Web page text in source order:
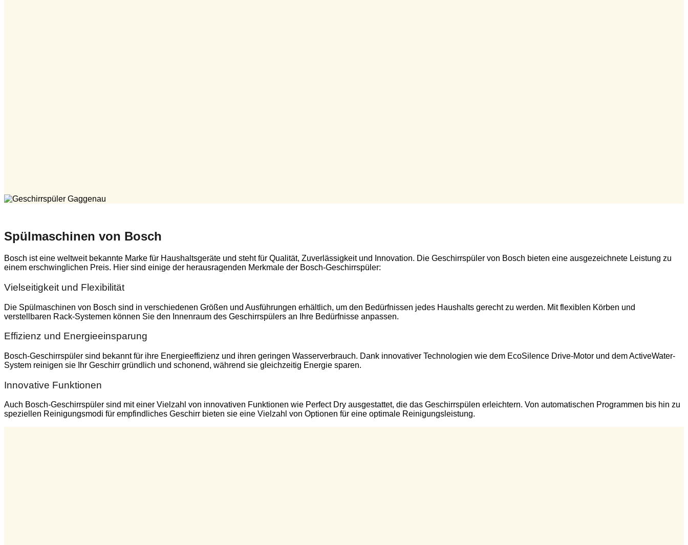
Spülmaschinen von Bosch
Bosch ist eine weltweit bekannte Marke für Haushaltsgeräte und steht für Qualität, Zuverlässigkeit und Innovation. Die Geschirrspüler von Bosch bieten eine ausgezeichnete Leistung zu
einem erschwinglichen Preis. Hier sind einige der herausragenden Merkmale der Bosch-Geschirrspüler:
Vielseitigkeit und Flexibilität
Die Spülmaschinen von Bosch sind in verschiedenen Größen und Ausführungen erhältlich, um den Bedürfnissen jedes Haushalts gerecht zu werden. Mit flexiblen Körben und
verstellbaren Rack-Systemen können Sie den Innenraum des Geschirrspülers an Ihre Bedürfnisse anpassen.
Effizienz und Energieeinsparung
Bosch-Geschirrspüler sind bekannt für ihre Energieeffizienz und ihren geringen Wasserverbrauch. Dank innovativer Technologien wie dem EcoSilence Drive-Motor und dem ActiveWater-
System reinigen sie Ihr Geschirr gründlich und schonend, während sie gleichzeitig Energie sparen.
Innovative Funktionen
Auch Bosch-Geschirrspüler sind mit einer Vielzahl von innovativen Funktionen wie Perfect Dry ausgestattet, die das Geschirrspülen erleichtern. Von automatischen Programmen bis hin zu
speziellen Reinigungsmodi für empfindliches Geschirr bieten sie eine Vielzahl von Optionen für eine optimale Reinigungsleistung.